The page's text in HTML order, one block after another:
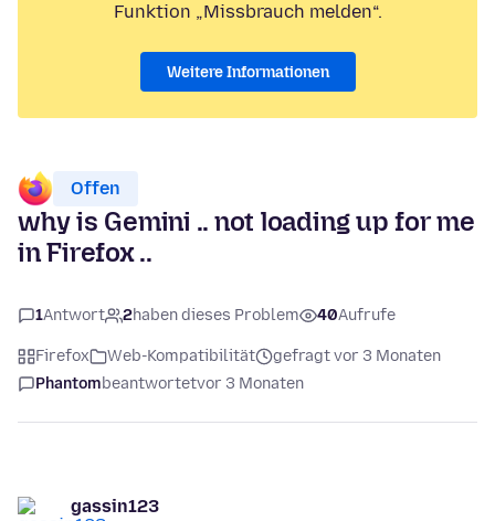
Funktion „Missbrauch melden“.
Weitere Informationen
Offen
why is Gemini .. not loading up for me
in Firefox ..
1Antwort 2haben dieses Problem 40Aufrufe
Firefox Web-Kompatibilität
gefragt vor 3 Monaten
Phantombeantwortetvor 3 Monaten
gassin123